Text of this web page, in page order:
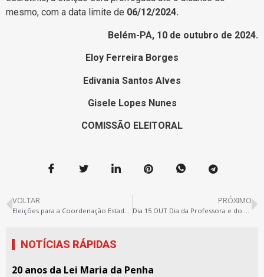
mesmo, com a data limite de 06/12/2024.
Belém-PA, 10 de outubro de 2024.
Eloy Ferreira Borges
Edivania Santos Alves
Gisele Lopes Nunes
COMISSÃO ELEITORAL
VOLTAR PRÓXIMO
NOTÍCIAS RÁPIDAS
20 anos da Lei Maria da Penha